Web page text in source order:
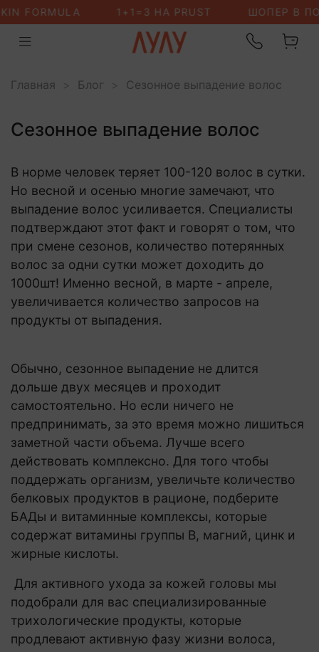
Главная Блог Сезонное выпадение волос
Сезонное выпадение волос
В норме человек теряет 100-120 волос в сутки.
Но весной и осенью многие замечают, что
выпадение волос усиливается. Специалисты
подтверждают этот факт и говорят о том, что
при смене сезонов, количество потерянных
волос за одни сутки может доходить до
1000шт! Именно весной, в марте - апреле,
увеличивается количество запросов на
продукты от выпадения.
Обычно, сезонное выпадение не длится
дольше двух месяцев и проходит
самостоятельно. Но если ничего не
предпринимать, за это время можно лишиться
заметной части объема. Лучше всего
действовать комплексно. Для того чтобы
поддержать организм, увеличьте количество
белковых продуктов в рационе, подберите
БАДы и витаминные комплексы, которые
содержат витамины группы В, магний, цинк и
жирные кислоты.
Для активного ухода за кожей головы мы
подобрали для вас специализированные
трихологические продукты, которые
продлевают активную фазу жизни волоса,